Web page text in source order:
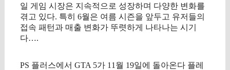
일 게임 시장은 지속적으로 성장하며 다양한 변화를
겪고 있다. 특히 6월은 여름 시즌을 앞두고 유저들의
접속 패턴과 매출 변화가 뚜렷하게 나타나는 시기
다….
PS 플러스에서 GTA 5가 11월 19일에 돌아온다 플레